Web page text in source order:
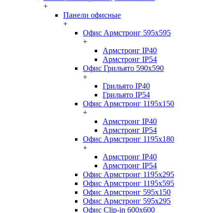
+
Панели офисные
+
Офис Армстронг 595x595
+
Армстронг IP40
Армстронг IP54
Офис Грильято 590x590
+
Грильято IP40
Грильято IP54
Офис Армстронг 1195x150
+
Армстронг IP40
Армстронг IP54
Офис Армстронг 1195x180
+
Армстронг IP40
Армстронг IP54
Офис Армстронг 1195x295
Офис Армстронг 1195x595
Офис Армстронг 595x150
Офис Армстронг 595x295
Офис Clip-in 600x600